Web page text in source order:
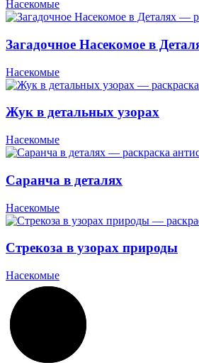
Насекомые
Загадочное Насекомое в
Насекомые
Жук в детальных узорах
Насекомые
Саранча в деталях
Насекомые
Стрекоза в узорах природы
Насекомые